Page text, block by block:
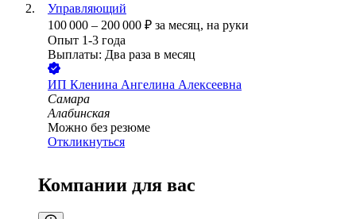
Управляющий
100 000 – 200 000 ₽ за месяц, на руки
Опыт 1-3 года
Выплаты: Два раза в месяц
ИП Кленина Ангелина Алексеевна
Самара
Алабинская
Можно без резюме
Откликнуться
Компании для вас